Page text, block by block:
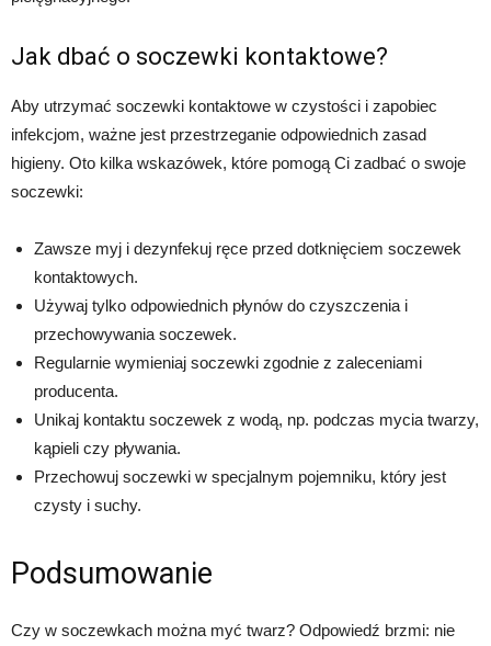
Jak dbać o soczewki kontaktowe?
Aby utrzymać soczewki kontaktowe w czystości i zapobiec
infekcjom, ważne jest przestrzeganie odpowiednich zasad
higieny. Oto kilka wskazówek, które pomogą Ci zadbać o swoje
soczewki:
Zawsze myj i dezynfekuj ręce przed dotknięciem soczewek
kontaktowych.
Używaj tylko odpowiednich płynów do czyszczenia i
przechowywania soczewek.
Regularnie wymieniaj soczewki zgodnie z zaleceniami
producenta.
Unikaj kontaktu soczewek z wodą, np. podczas mycia twarzy,
kąpieli czy pływania.
Przechowuj soczewki w specjalnym pojemniku, który jest
czysty i suchy.
Podsumowanie
Czy w soczewkach można myć twarz? Odpowiedź brzmi: nie